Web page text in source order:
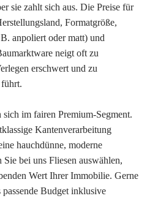
sie zahlt sich aus. Die Preise für
Formatgröße,
anpoliert oder matt) und
neigt oft zu
erschwert und zu
im fairen Premium-Segment.
Kantenverarbeitung
hauchdünne, moderne
bei uns Fliesen auswählen,
Wert Ihrer Immobilie. Gerne
Budget inklusive